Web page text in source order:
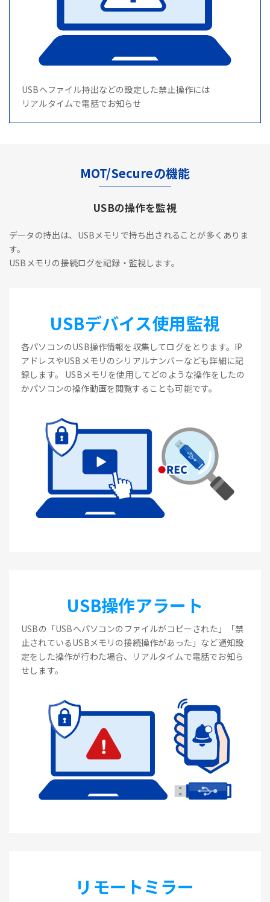
USBへファイル持出などの設定した禁止操作には
リアルタイムで電話でお知らせ
MOT/Secureの機能
USBの操作を監視
データの持出は、USBメモリで持ち出されることが多くありま
す。
USBメモリの接続ログを記録・監視します。
USBデバイス使用監視
各パソコンのUSB操作情報を収集してログをとります。IP
アドレスやUSBメモリのシリアルナンバーなども詳細に記
録します。 USBメモリを使用してどのような操作をしたの
かパソコンの操作動画を閲覧することも可能です。
USB操作アラート
USBの「USBへパソコンのファイルがコピーされた」「禁
止されているUSBメモリの接続操作があった」など通知設
定をした操作が行わた場合、リアルタイムで電話でお知ら
せします。
リモートミラー